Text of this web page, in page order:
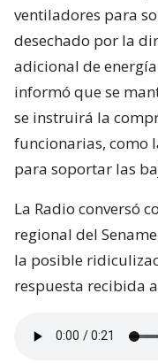
ventiladores para
desechado por la
adicional de
informó que se
se instruirá la
funcionarias, como
para soportar las
La Radio conversó
regional del
la posible
respuesta recibida